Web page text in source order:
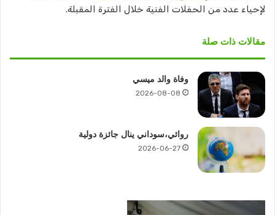
لإحياء عدد من الحفلات الفنية خلال الفترة المقبلة.
مقالات ذات صلة
وفاة والد ميسي
2026-08-08
روائي،سوداني ينال جائزة دولية
2026-06-27